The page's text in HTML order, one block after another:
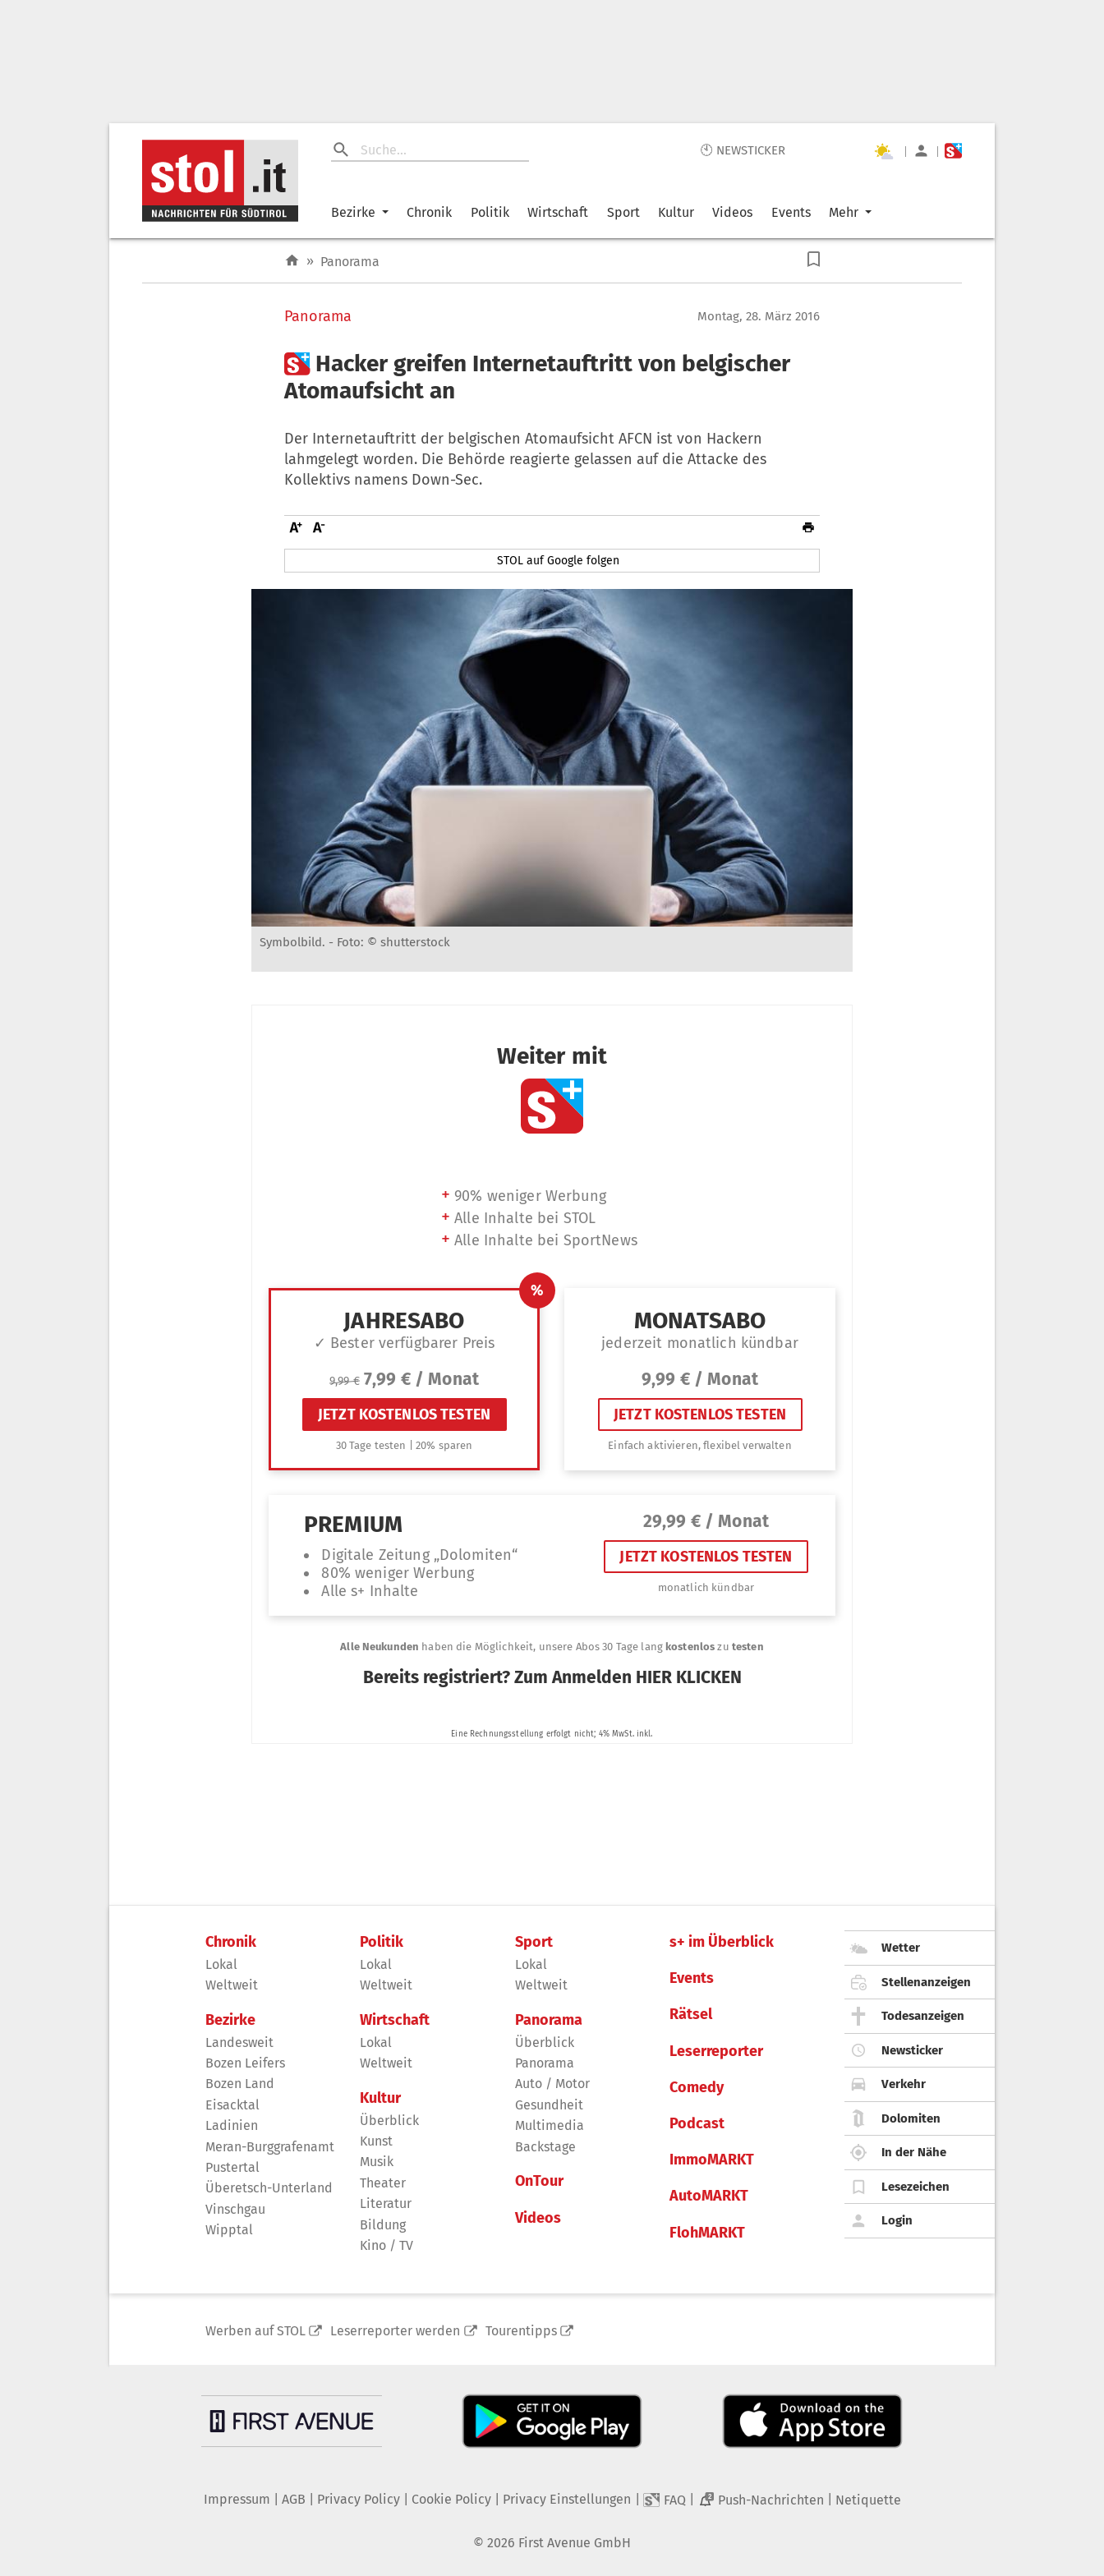
🕙 NEWSTICKER | |
Bezirke Chronik Politik Wirtschaft Sport Kultur Videos Events Mehr
» Panorama
Panorama Montag, 28. März 2016
 Hacker greifen Internetauftritt von belgischer
Atomaufsicht an
Der Internetauftritt der belgischen Atomaufsicht AFCN ist von Hackern
lahmgelegt worden. Die Behörde reagierte gelassen auf die Attacke des
Kollektivs namens Down-Sec.
STOL auf Google folgen
Symbolbild. - Foto: © shutterstock
Chronik
Lokal
Weltweit
Bezirke
Landesweit
Bozen Leifers
Bozen Land
Eisacktal
Ladinien
Meran-Burggrafenamt
Pustertal
Überetsch-Unterland
Vinschgau
Wipptal
Politik
Lokal
Weltweit
Wirtschaft
Lokal
Weltweit
Kultur
Überblick
Kunst
Musik
Theater
Literatur
Bildung
Kino / TV
Sport
Lokal
Weltweit
Panorama
Überblick
Panorama
Auto / Motor
Gesundheit
Multimedia
Backstage
OnTour
Videos
s+ im Überblick
Events
Rätsel
Leserreporter
Comedy
Podcast
ImmoMARKT
AutoMARKT
FlohMARKT
Wetter
Stellenanzeigen
Todesanzeigen
Newsticker
Verkehr
Dolomiten
In der Nähe
Lesezeichen
Login
Werben auf STOL Leserreporter werden Tourentipps
Impressum AGB Privacy Policy| Cookie Policy| Privacy Einstellungen FAQ 2 Push-Nachrichten Netiquette
© 2026 First Avenue GmbH